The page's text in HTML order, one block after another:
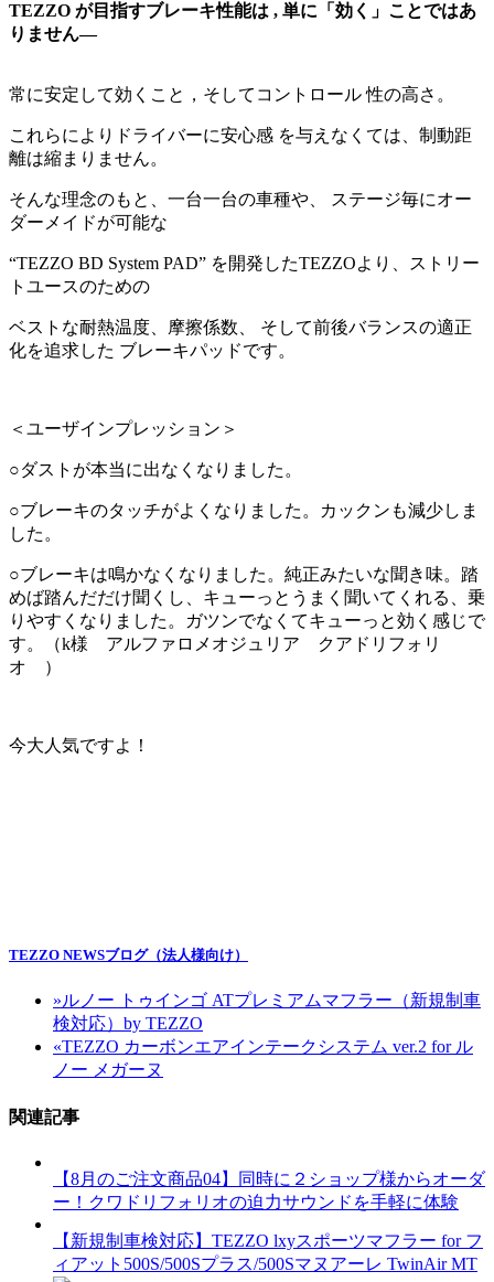
TEZZO が目指すブレーキ性能は , 単に「効く」ことではあ
りません―
常に安定して効くこと，そしてコントロール 性の高さ。
これらによりドライバーに安心感 を与えなくては、制動距
離は縮まりません。
そんな理念のもと、一台一台の車種や、 ステージ毎にオー
ダーメイドが可能な
“TEZZO BD System PAD” を開発したTEZZOより、ストリー
トユースのための
ベストな耐熱温度、摩擦係数、 そして前後バランスの適正
化を追求した ブレーキパッドです。
＜ユーザインプレッション＞
○ダストが本当に出なくなりました。
○ブレーキのタッチがよくなりました。カックンも減少しま
した。
○ブレーキは鳴かなくなりました。純正みたいな聞き味。踏
めば踏んだだけ聞くし、キューっとうまく聞いてくれる、乗
りやすくなりました。ガツンでなくてキューっと効く感じで
す。（k様 アルファロメオジュリア クアドリフォリ
オ ）
今大人気ですよ！
TEZZO NEWSブログ（法人様向け）
»ルノー トゥインゴ ATプレミアムマフラー（新規制車
検対応）by TEZZO
«TEZZO カーボンエアインテークシステム ver.2 for ル
ノー メガーヌ
関連記事
【8月のご注文商品04】同時に２ショップ様からオーダ
ー！クワドリフォリオの迫力サウンドを手軽に体験
【新規制車検対応】TEZZO lxyスポーツマフラー for フ
ィアット500S/500Sプラス/500Sマヌアーレ TwinAir MT